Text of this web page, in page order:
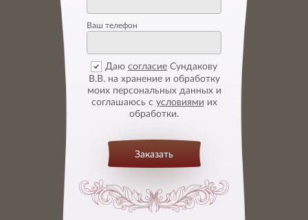
Ваш телефон
Даю согласие Сундакову
В.В. на хранение и обработку
моих персональных данных и
соглашаюсь с условиями их
обработки.
Заказать